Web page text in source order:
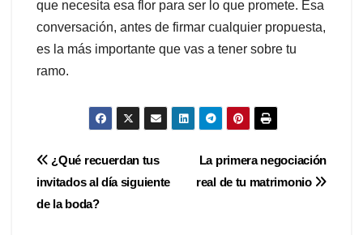
que necesita esa flor para ser lo que promete. Esa
conversación, antes de firmar cualquier propuesta,
es la más importante que vas a tener sobre tu
ramo.
Navegación
de
La primera negociación
real de tu matrimonio
¿Qué recuerdan tus
invitados al día siguiente
de la boda?